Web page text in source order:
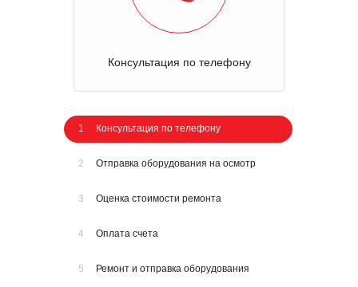
Консультация по телефону
1 Консультация по телефону
2 Отправка оборудования на осмотр
3 Оценка стоимости ремонта
4 Оплата счета
5 Ремонт и отправка оборудования